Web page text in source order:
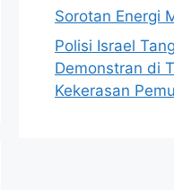
Sorotan Energi
Polisi Israel
Demonstran di
Kekerasan